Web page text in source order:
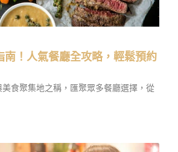
南！人氣餐廳全攻略，輕鬆預約
食聚集地之稱，匯聚眾多餐廳選擇，從